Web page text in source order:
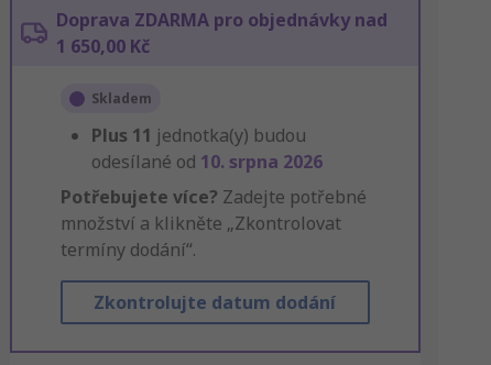
Doprava ZDARMA pro objednávky nad
1 650,00 Kč
Skladem
Plus 11 jednotka(y) budou
odesílané od 10. srpna 2026
Potřebujete více? Zadejte potřebné
množství a klikněte „Zkontrolovat
termíny dodání“.
Zkontrolujte datum dodání